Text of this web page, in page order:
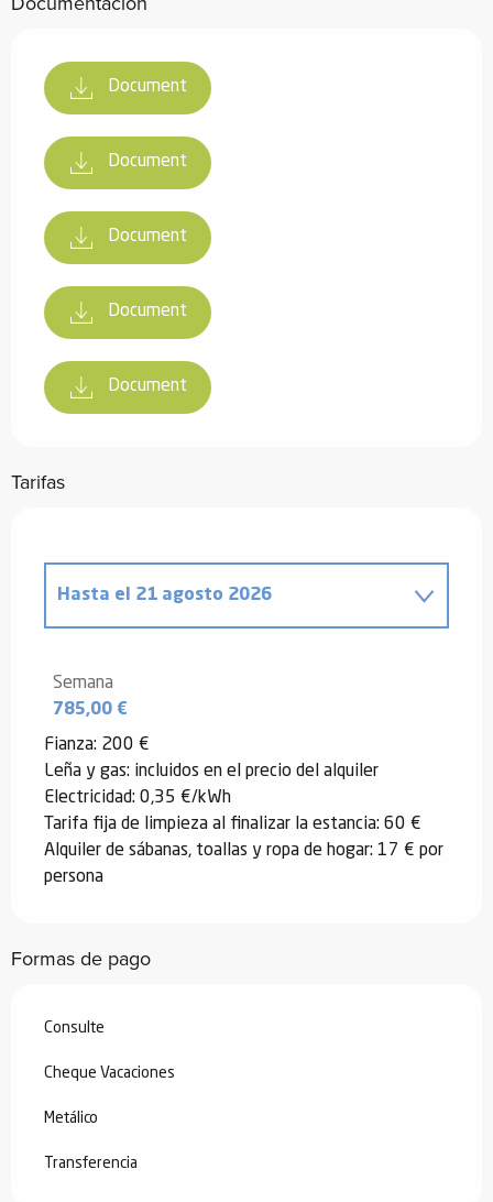
Document
Document
Document
Document
Document
Tarifas
Desde
Hasta el 21 agosto 2026
Desde22 agosto 2026hasta28
agosto 2026
Desde29 agosto 2026hasta3
octubre 2026
Semana
785,00 €
Fianza: 200 €
Leña y gas: incluidos en el precio del alquiler
Electricidad: 0,35 €/kWh
Tarifa fija de limpieza al finalizar la estancia: 60 €
Alquiler de sábanas, toallas y ropa de hogar: 17 € por
persona
Formas de pago
Consulte
Cheque Vacaciones
Metálico
Transferencia